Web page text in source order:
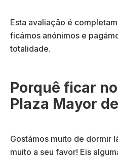
Esta avaliação é
ficámos anónimos e
totalidade.
Porquê ficar
Plaza Mayor
Gostámos muito de dormir
muito a seu favor! Eis